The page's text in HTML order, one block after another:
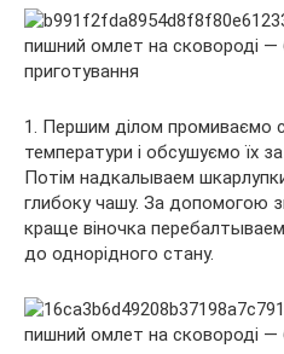
1. Першим ділом промиваємо
температури і обсушуємо їх
Потім надкалываем
глибоку чашу. За допомогою
краще віночка
до однорідного стану.